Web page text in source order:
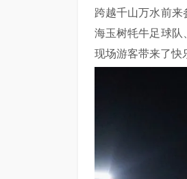
跨越千山万水前来
海玉树牦牛足球队
现场游客带来了快